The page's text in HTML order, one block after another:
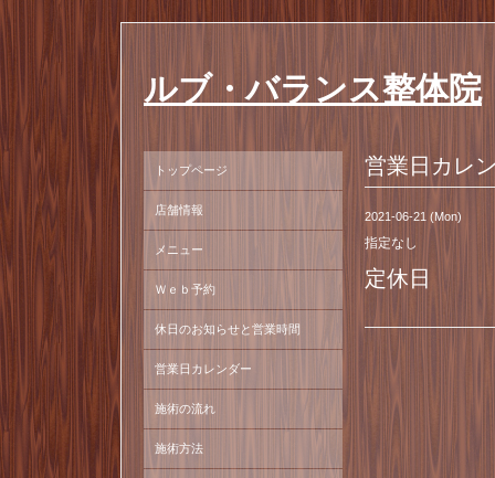
ルブ・バランス整体院
営業日カレ
2021-06-21 (Mon)
指定なし
定休日
トップページ
店舗情報
メニュー
Ｗｅｂ予約
休日のお知らせと営業時間
営業日カレンダー
施術の流れ
施術方法